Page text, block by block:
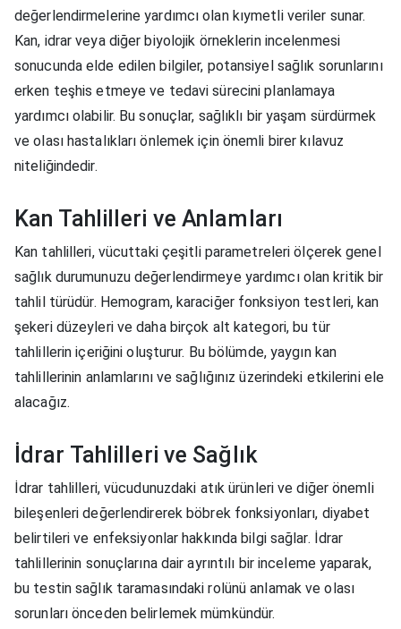
değerlendirmelerine yardımcı olan kıymetli veriler sunar.
Kan, idrar veya diğer biyolojik örneklerin incelenmesi
sonucunda elde edilen bilgiler, potansiyel sağlık sorunlarını
erken teşhis etmeye ve tedavi sürecini planlamaya
yardımcı olabilir. Bu sonuçlar, sağlıklı bir yaşam sürdürmek
ve olası hastalıkları önlemek için önemli birer kılavuz
niteliğindedir.
Kan Tahlilleri ve Anlamları
Kan tahlilleri, vücuttaki çeşitli parametreleri ölçerek genel
sağlık durumunuzu değerlendirmeye yardımcı olan kritik bir
tahlil türüdür. Hemogram, karaciğer fonksiyon testleri, kan
şekeri düzeyleri ve daha birçok alt kategori, bu tür
tahlillerin içeriğini oluşturur. Bu bölümde, yaygın kan
tahlillerinin anlamlarını ve sağlığınız üzerindeki etkilerini ele
alacağız.
İdrar Tahlilleri ve Sağlık
İdrar tahlilleri, vücudunuzdaki atık ürünleri ve diğer önemli
bileşenleri değerlendirerek böbrek fonksiyonları, diyabet
belirtileri ve enfeksiyonlar hakkında bilgi sağlar. İdrar
tahlillerinin sonuçlarına dair ayrıntılı bir inceleme yaparak,
bu testin sağlık taramasındaki rolünü anlamak ve olası
sorunları önceden belirlemek mümkündür.